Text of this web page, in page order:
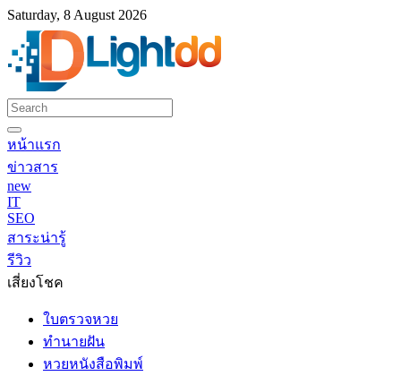
Saturday, 8 August 2026
หน้าแรก
ข่าวสาร
new
IT
SEO
สาระน่ารู้
รีวิว
เสี่ยงโชค
ใบตรวจหวย
ทำนายฝัน
หวยหนังสือพิมพ์